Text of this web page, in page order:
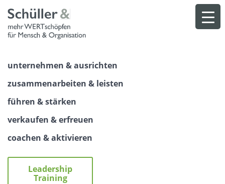
content
unternehmen & ausrichten
zusammenarbeiten & leisten
führen & stärken
verkaufen & erfreuen
coachen & aktivieren
Leadership
Training